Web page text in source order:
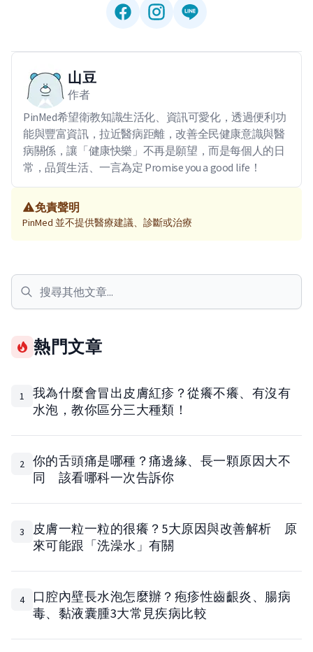
山豆
作者
PinMed希望衛教知識生活化、資訊可愛化，透過便利功
能與豐富資訊，拉近醫病距離，改善全民健康意識與醫
病關係，讓「健康快樂」不再是願望，而是每個人的日
常，品質生活、一言為定 Promise you a good life！
免責聲明
PinMed 並不提供醫療建議、診斷或治療
熱門文章
1
我為什麼會冒出皮膚紅疹？從癢不癢、有沒有
水泡，教你區分三大種類！
2
你的舌頭痛是哪種？痛邊緣、長一顆原因大不
同 該看哪科一次告訴你
3
皮膚一粒一粒的很癢？5大原因與改善解析 原
來可能跟「洗澡水」有關
4
口腔內壁長水泡怎麼辦？疱疹性齒齦炎、腸病
毒、黏液囊腫3大常見疾病比較